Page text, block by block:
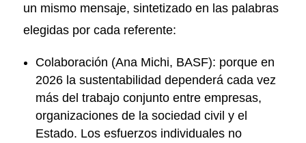
un mismo mensaje, sintetizado en las palabras
elegidas por cada referente:
Colaboración (Ana Michi, BASF): porque en
2026 la sustentabilidad dependerá cada vez
más del trabajo conjunto entre empresas,
organizaciones de la sociedad civil y el
Estado. Los esfuerzos individuales no